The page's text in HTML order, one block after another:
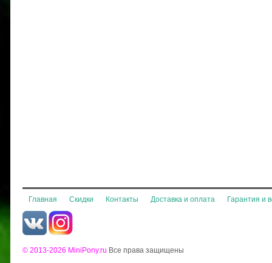
Главная Скидки Контакты Доставка и оплата Гарантия и
© 2013-2026 MiniPony.ru Все права защищены